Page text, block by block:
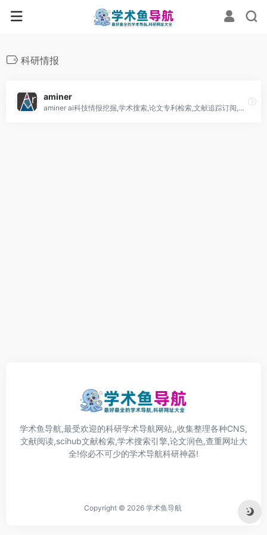
科研情报
aminer
aminer ai科技情报挖掘,学术搜索,论文专利检索,文献追踪订阅,学者画像
学术鱼导航,最受欢迎的科研学术导航网站,,收集整理各种CNS,
文献阅读,scihub文献检索,学术搜索引擎,论文润色,查重网址大
全!你必不可少的学术导航科研神器!
Copyright © 2026 学术鱼导航